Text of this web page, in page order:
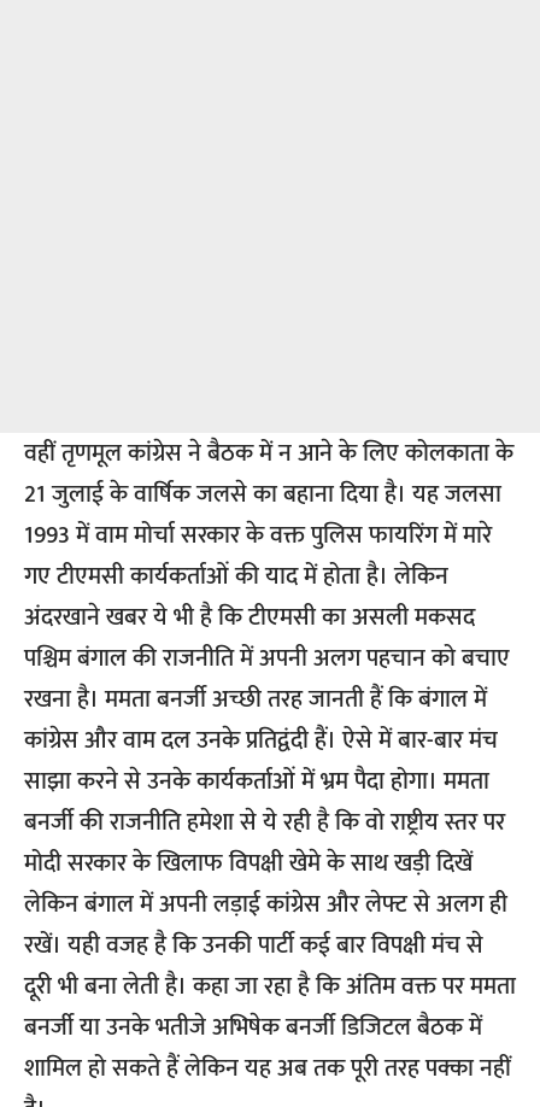
वहीं तृणमूल कांग्रेस ने बैठक में न आने के लिए कोलकाता के
21 जुलाई के वार्षिक जलसे का बहाना दिया है। यह जलसा
1993 में वाम मोर्चा सरकार के वक्त पुलिस फायरिंग में मारे
गए टीएमसी कार्यकर्ताओं की याद में होता है। लेकिन
अंदरखाने खबर ये भी है कि टीएमसी का असली मकसद
पश्चिम बंगाल की राजनीति में अपनी अलग पहचान को बचाए
रखना है। ममता बनर्जी अच्छी तरह जानती हैं कि बंगाल में
कांग्रेस और वाम दल उनके प्रतिद्वंदी हैं। ऐसे में बार-बार मंच
साझा करने से उनके कार्यकर्ताओं में भ्रम पैदा होगा। ममता
बनर्जी की राजनीति हमेशा से ये रही है कि वो राष्ट्रीय स्तर पर
मोदी सरकार के खिलाफ विपक्षी खेमे के साथ खड़ी दिखें
लेकिन बंगाल में अपनी लड़ाई कांग्रेस और लेफ्ट से अलग ही
रखें। यही वजह है कि उनकी पार्टी कई बार विपक्षी मंच से
दूरी भी बना लेती है। कहा जा रहा है कि अंतिम वक्त पर ममता
बनर्जी या उनके भतीजे अभिषेक बनर्जी डिजिटल बैठक में
शामिल हो सकते हैं लेकिन यह अब तक पूरी तरह पक्का नहीं